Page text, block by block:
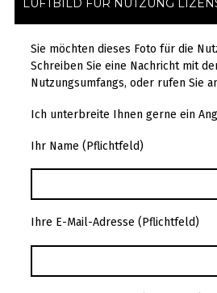
LUFTBILD FÜR NUTZUNG
Sie möchten dieses Foto für die
Schreiben Sie eine Nachricht mit
Nutzungsumfangs, oder rufen Sie
Ich unterbreite Ihnen gerne ein
Ihr Name (Pflichtfeld)
Ihre E-Mail-Adresse (Pflichtfeld)